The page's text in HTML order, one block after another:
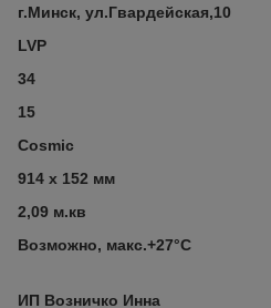
г.Минск, ул.Гвардейская,10
LVP
34
15
Cosmic
914 x 152 мм
2,09 м.кв
Возможно, макс.+27°С
ИП Возничко Инна